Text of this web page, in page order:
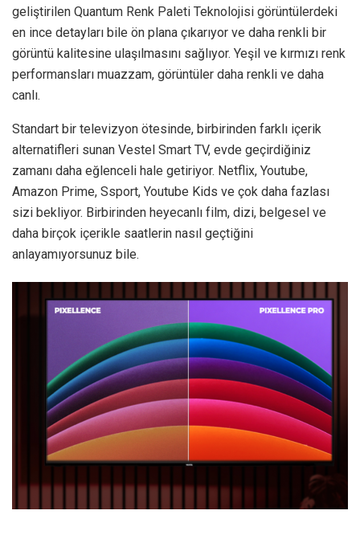
geliştirilen Quantum Renk Paleti Teknolojisi görüntülerdeki
en ince detayları bile ön plana çıkarıyor ve daha renkli bir
görüntü kalitesine ulaşılmasını sağlıyor. Yeşil ve kırmızı renk
performansları muazzam, görüntüler daha renkli ve daha
canlı.
Standart bir televizyon ötesinde, birbirinden farklı içerik
alternatifleri sunan Vestel Smart TV, evde geçirdiğiniz
zamanı daha eğlenceli hale getiriyor. Netflix, Youtube,
Amazon Prime, Ssport, Youtube Kids ve çok daha fazlası
sizi bekliyor. Birbirinden heyecanlı film, dizi, belgesel ve
daha birçok içerikle saatlerin nasıl geçtiğini
anlayamıyorsunuz bile.